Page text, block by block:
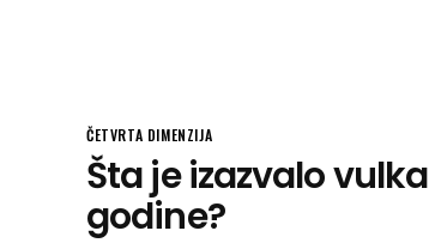
ČETVRTA DIMENZIJA
Šta je izazvalo
godine?